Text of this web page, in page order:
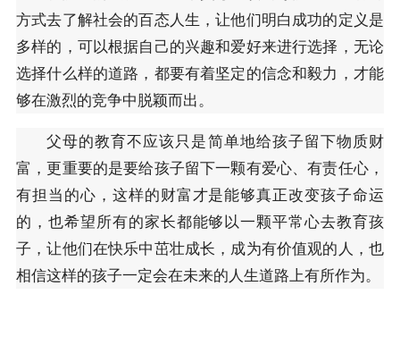
方式去了解社会的百态人生，让他们明白成功的定义是
多样的，可以根据自己的兴趣和爱好来进行选择，无论
选择什么样的道路，都要有着坚定的信念和毅力，才能
够在激烈的竞争中脱颖而出。
父母的教育不应该只是简单地给孩子留下物质财
富，更重要的是要给孩子留下一颗有爱心、有责任心，
有担当的心，这样的财富才是能够真正改变孩子命运
的，也希望所有的家长都能够以一颗平常心去教育孩
子，让他们在快乐中茁壮成长，成为有价值观的人，也
相信这样的孩子一定会在未来的人生道路上有所作为。